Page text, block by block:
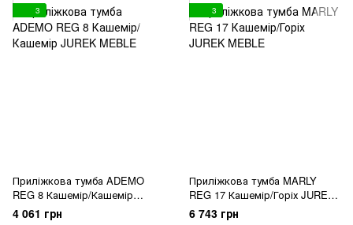
3
Приліжкова тумба ADEMO
REG 8 Кашемір/Кашемір
JUREK MEBLE
4 061 грн
3
Приліжкова тумба MARLY
REG 17 Кашемір/Горіх JUREK
MEBLE
6 743 грн